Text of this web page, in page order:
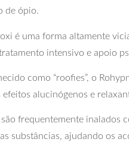
de ópio.
é uma forma altamente
intensivo e apoio
como “roofies”, o
alucinógenos e
frequentemente inalados
substâncias, ajudando os